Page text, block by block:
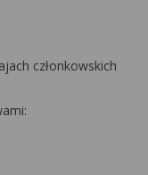
członkowskich